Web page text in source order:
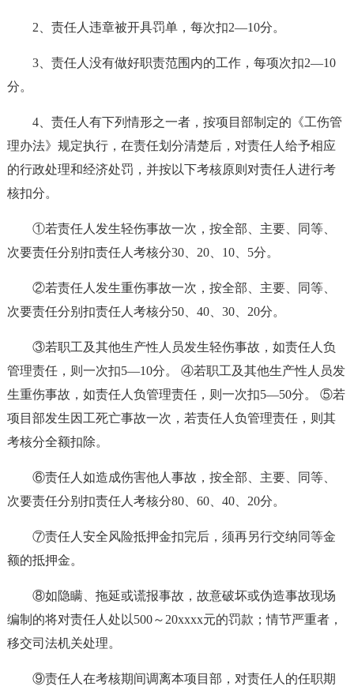
2、责任人违章被开具罚单，每次扣2—10分。
3、责任人没有做好职责范围内的工作，每项次扣2—10
分。
4、责任人有下列情形之一者，按项目部制定的《工伤管
理办法》规定执行，在责任划分清楚后，对责任人给予相应
的行政处理和经济处罚，并按以下考核原则对责任人进行考
核扣分。
①若责任人发生轻伤事故一次，按全部、主要、同等、
次要责任分别扣责任人考核分30、20、10、5分。
②若责任人发生重伤事故一次，按全部、主要、同等、
次要责任分别扣责任人考核分50、40、30、20分。
③若职工及其他生产性人员发生轻伤事故，如责任人负
管理责任，则一次扣5—10分。 ④若职工及其他生产性人员发
生重伤事故，如责任人负管理责任，则一次扣5—50分。 ⑤若
项目部发生因工死亡事故一次，若责任人负管理责任，则其
考核分全额扣除。
⑥责任人如造成伤害他人事故，按全部、主要、同等、
次要责任分别扣责任人考核分80、60、40、20分。
⑦责任人安全风险抵押金扣完后，须再另行交纳同等金
额的抵押金。
⑧如隐瞒、拖延或谎报事故，故意破坏或伪造事故现场
编制的将对责任人处以500～20xxxx元的罚款；情节严重者，
移交司法机关处理。
⑨责任人在考核期间调离本项目部，对责任人的任职期